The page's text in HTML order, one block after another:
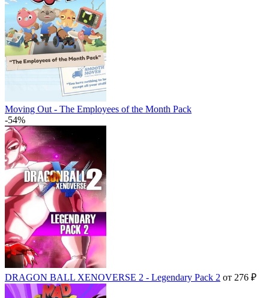
Moving Out - The Employees of the Month Pack
-54%
DRAGON BALL XENOVERSE 2 - Legendary Pack 2 от 276 ₽